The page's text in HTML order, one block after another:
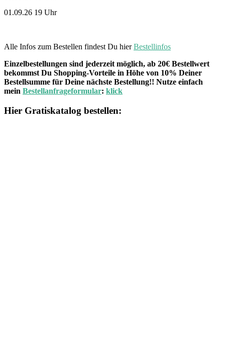
01.09.26 19 Uhr
Alle Infos zum Bestellen findest Du hierBestellinfos
Einzelbestellungen sind jederzeit möglich, ab 20€ Bestellwert
bekommst Du Shopping-Vorteile in Höhe von 10% Deiner
Bestellsumme für Deine nächste Bestellung!! Nutze einfach
mein Bestellanfrageformular: klick
Hier Gratiskatalog bestellen: